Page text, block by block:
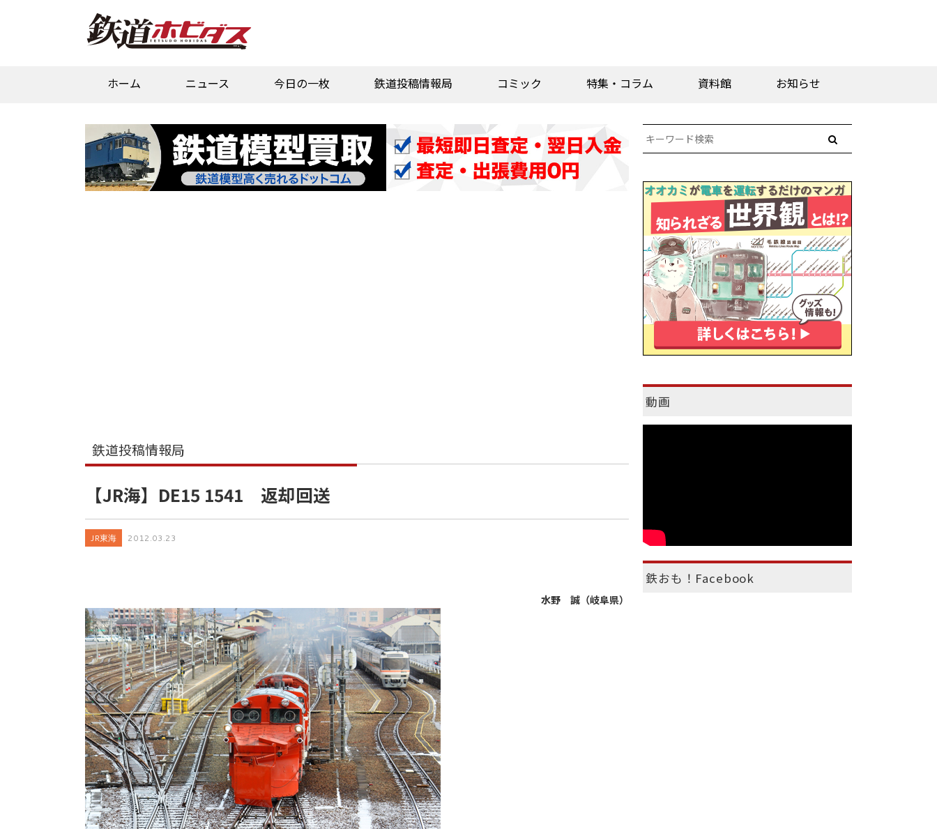
ホーム ニュース 今日の一枚 鉄道投稿情報局 コミック 特集・コラム 資料館 お知らせ
鉄道投稿情報局
【JR海】DE15 1541 返却回送
JR東海 2012.03.23
水野 誠（岐阜県）
動画
鉄おも！Facebook